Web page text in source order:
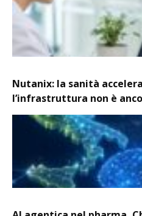
Nutanix: la sanità
l’infrastruttura non è